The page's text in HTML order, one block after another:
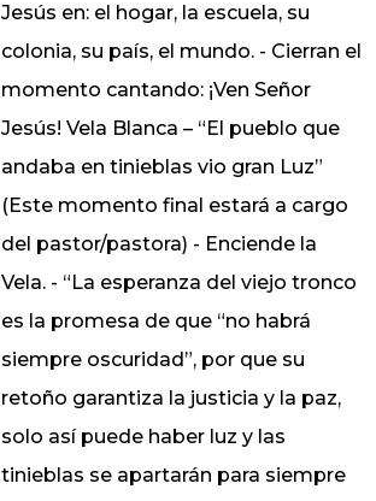
Jesús en: el hogar, la escuela, su
colonia, su país, el mundo. - Cierran el
momento cantando: ¡Ven Señor
Jesús! Vela Blanca – “El pueblo que
andaba en tinieblas vio gran Luz”
(Este momento final estará a cargo
del pastor/pastora) - Enciende la
Vela. - “La esperanza del viejo tronco
es la promesa de que “no habrá
siempre oscuridad”, por que su
retoño garantiza la justicia y la paz,
solo así puede haber luz y las
tinieblas se apartarán para siempre